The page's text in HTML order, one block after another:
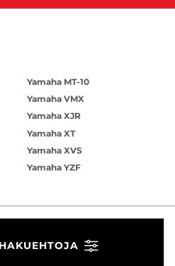
Yamaha MT-10
Yamaha VMX
Yamaha XJR
Yamaha XT
Yamaha XVS
Yamaha YZF